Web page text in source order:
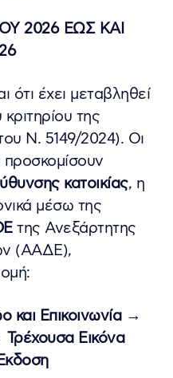
2026 ΕΩΣ ΚΑΙ
ότι έχει μεταβληθεί
της
Ν. 5149/2024). Οι
κατοικίας, η
μέσω της
της Ανεξάρτητης
(ΑΑΔΕ),
Επικοινωνία →
Εικόνα